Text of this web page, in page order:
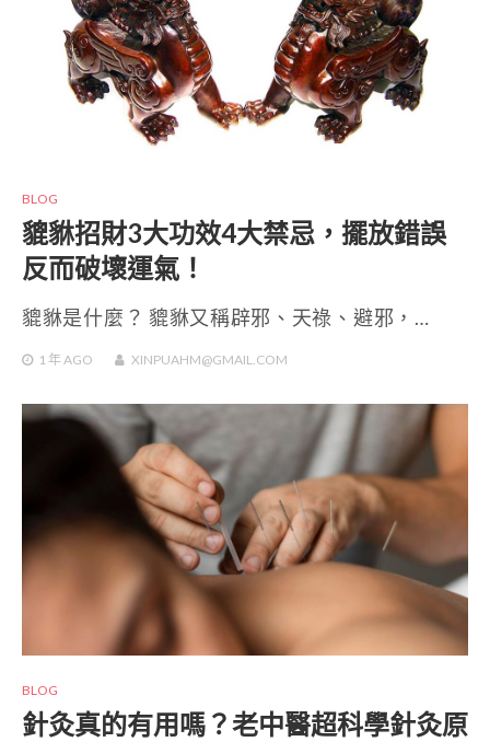
BLOG
貔貅招財3大功效4大禁忌，擺放錯誤
反而破壞運氣！
貔貅是什麼？ 貔貅又稱辟邪、天祿、避邪，…
1 年AGO XINPUAHM@GMAIL.COM
BLOG
針灸真的有用嗎？老中醫超科學針灸原